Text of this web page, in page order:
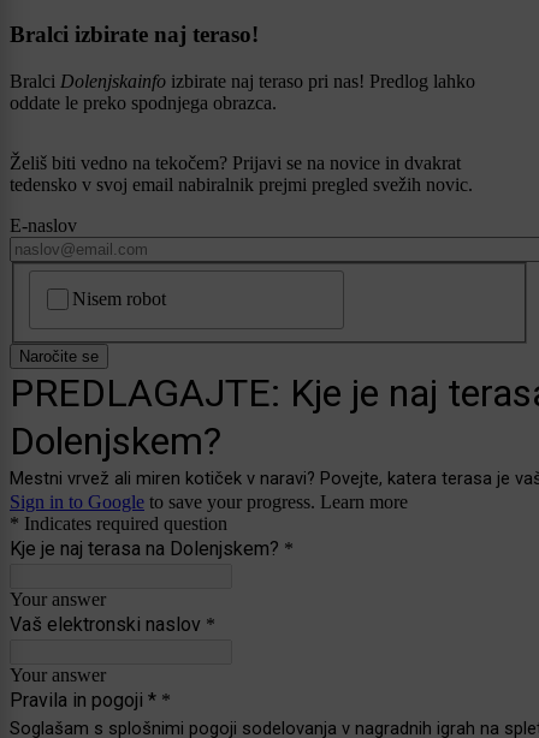
Bralci izbirate naj teraso!
Bralci Dolenjskainfo izbirate naj teraso pri nas! Predlog lahko
oddate le preko spodnjega obrazca.
Želiš biti vedno na tekočem? Prijavi se na novice in dvakrat
tedensko v svoj email nabiralnik prejmi pregled svežih novic.
E-naslov
Nisem robot
Naročite se